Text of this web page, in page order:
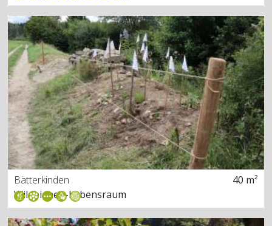
Bätterkinden
40 m²
Wildbienen-Lebensraum